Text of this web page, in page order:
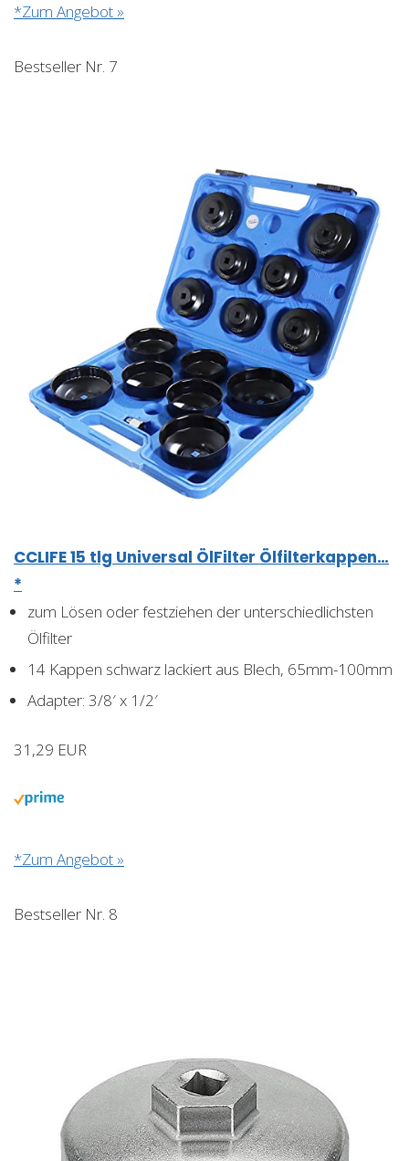
*Zum Angebot »
Bestseller Nr. 7
CCLIFE 15 tlg Universal ÖlFilter Ölfilterkappen…
*
zum Lösen oder festziehen der unterschiedlichsten
Ölfilter
14 Kappen schwarz lackiert aus Blech, 65mm-100mm
Adapter: 3/8′ x 1/2′
31,29 EUR
*Zum Angebot »
Bestseller Nr. 8